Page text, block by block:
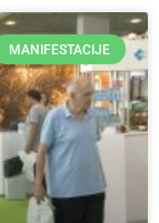
MANIFESTACIJE